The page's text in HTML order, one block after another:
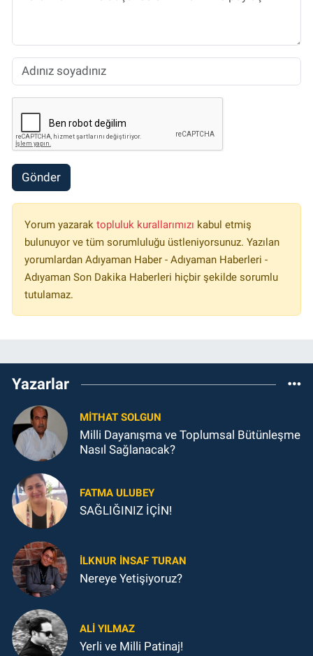
Gönder
Yorum yazarak topluluk kurallarımızı kabul etmiş
bulunuyor ve tüm sorumluluğu üstleniyorsunuz. Yazılan
yorumlardan Adıyaman Haber - Adıyaman Haberleri -
Adıyaman Son Dakika Haberleri hiçbir şekilde sorumlu
tutulamaz.
Yazarlar
MITHAT SOLGUN
Milli Dayanışma ve Toplumsal Bütünleşme
Nasıl Sağlanacak?
FATMA ULUBEY
SAĞLIĞINIZ İÇİN!
İLKNUR İNSAF TURAN
Nereye Yetişiyoruz?
ALI YILMAZ
Yerli ve Milli Patinaj!